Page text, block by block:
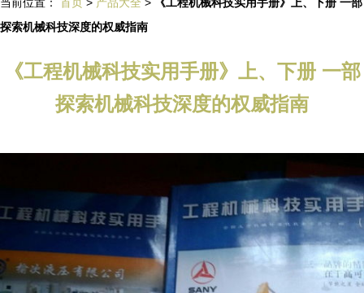
探索机械科技深度的权威指南
《工程机械科技实用手册》上、下册 一部
探索机械科技深度的权威指南